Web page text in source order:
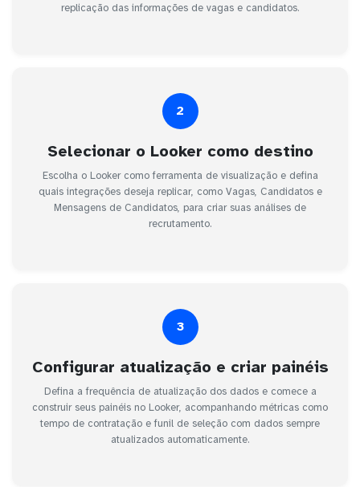
replicação das informações de vagas e candidatos.
2
Selecionar o Looker como destino
Escolha o Looker como ferramenta de visualização e defina
quais integrações deseja replicar, como Vagas, Candidatos e
Mensagens de Candidatos, para criar suas análises de
recrutamento.
3
Configurar atualização e criar painéis
Defina a frequência de atualização dos dados e comece a
construir seus painéis no Looker, acompanhando métricas como
tempo de contratação e funil de seleção com dados sempre
atualizados automaticamente.